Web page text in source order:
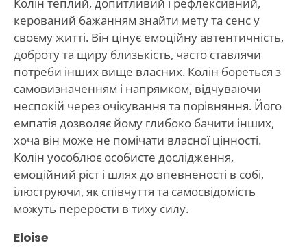
керований бажанням знайти мету та сенс у
своєму житті. Він цінує емоційну автентичність,
доброту та щиру близькість, часто ставлячи
потреби інших вище власних. Колін бореться з
самовизначенням і напрямком, відчуваючи
неспокій через очікування та порівняння. Його
емпатія дозволяє йому глибоко бачити інших,
хоча він може не помічати власної цінності.
Колін уособлює особисте дослідження,
емоційний ріст і шлях до впевненості в собі,
ілюструючи, як співчуття та самосвідомість
можуть перерости в тиху силу.
Eloise